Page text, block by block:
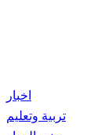
اخبار
تربية وتعليم